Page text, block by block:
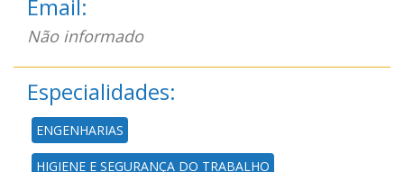
Email:
Não informado
Especialidades:
ENGENHARIAS
HIGIENE E SEGURANÇA DO TRABALHO